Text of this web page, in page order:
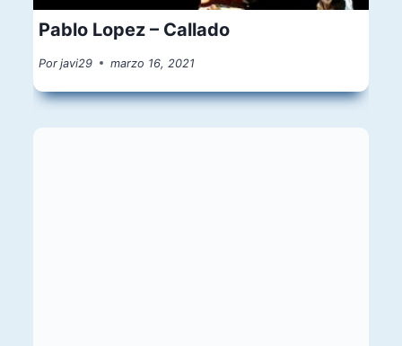
Pablo Lopez – Callado
Por javi29 marzo 16, 2021